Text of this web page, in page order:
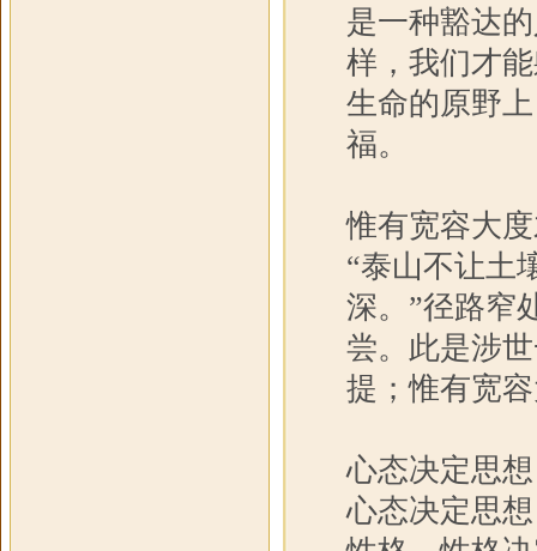
是一种豁达
样，我们才
生命的原野
福。
惟有宽容大
“泰山不让土
深。”径路窄
尝。此是涉
提；惟有宽
心态决定思
心态决定思